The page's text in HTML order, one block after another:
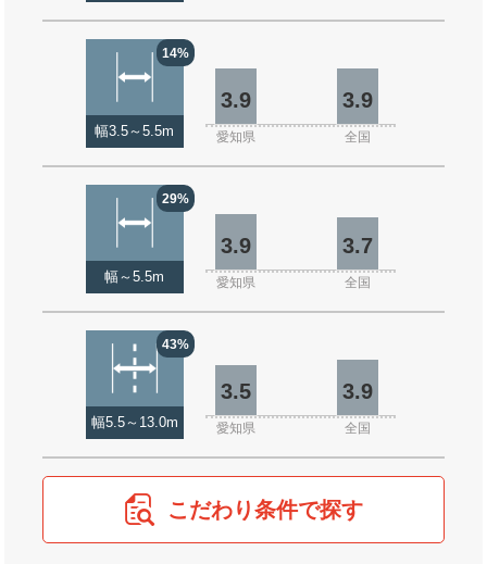
14%
幅3.5～5.5m
3.9 3.9
愛知県 全国
29%
幅～5.5m
3.9 3.7
愛知県 全国
43%
幅5.5～13.0m
3.5 3.9
愛知県 全国
こだわり条件で探す